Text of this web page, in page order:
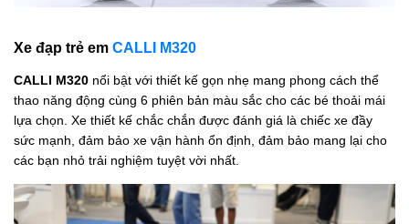
Xe đạp trẻ em CALLI M320
CALLI M320 nổi bật với thiết kế gọn nhẹ mang phong cách thể
thao năng động cùng 6 phiên bản màu sắc cho các bé thoải mái
lựa chọn. Xe thiết kế chắc chắn được đánh giá là chiếc xe đầy
sức mạnh, đảm bảo xe vận hành ổn định, đảm bảo mang lại cho
các bạn nhỏ trải nghiệm tuyệt vời nhất.